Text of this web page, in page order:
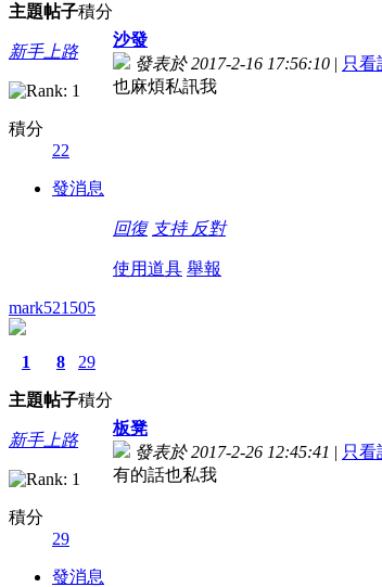
主題帖子積分
新手上路
積分
22
發消息
沙發
發表於 2017-2-16 17:56:10 | 只看
也麻煩私訊我
回復 支持 反對
使用道具 舉報
mark521505
1
主題
8
帖子
29
積分
新手上路
積分
29
發消息
板凳
發表於 2017-2-26 12:45:41 | 只看
有的話也私我